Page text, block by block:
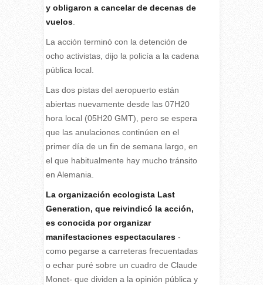
y obligaron a cancelar de decenas de
vuelos.
La acción terminó con la detención de
ocho activistas, dijo la policía a la cadena
pública local.
Las dos pistas del aeropuerto están
abiertas nuevamente desde las 07H20
hora local (05H20 GMT), pero se espera
que las anulaciones continúen en el
primer día de un fin de semana largo, en
el que habitualmente hay mucho tránsito
en Alemania.
La organización ecologista Last
Generation, que reivindicó la acción,
es conocida por organizar
manifestaciones espectaculares-
como pegarse a carreteras frecuentadas
o echar puré sobre un cuadro de Claude
Monet- que dividen a la opinión pública y